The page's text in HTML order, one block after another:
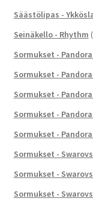
Säästölipas -
Seinäkello - Rhythm
Sormukset -
Sormukset -
Sormukset -
Sormukset -
Sormukset -
Sormukset -
Sormukset -
Sormukset -